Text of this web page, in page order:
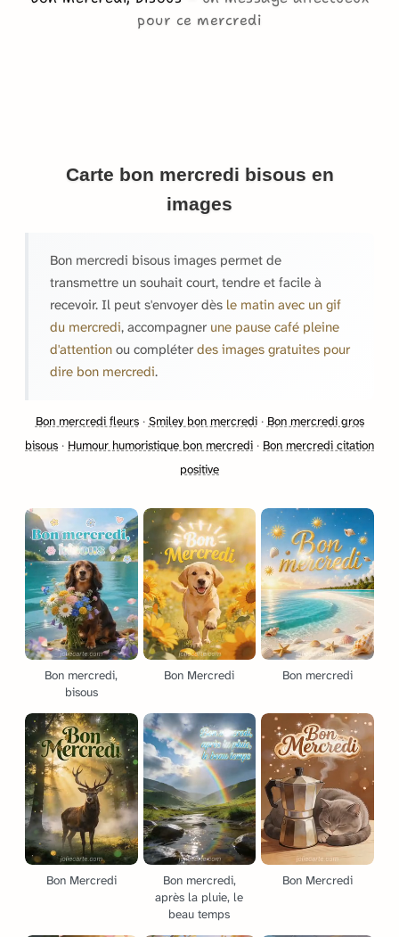
pour ce mercredi
Carte bon mercredi bisous en
images
Bon mercredi bisous images permet de
transmettre un souhait court, tendre et facile à
recevoir. Il peut s'envoyer dès le matin avec un gif
du mercredi, accompagner une pause café pleine
d'attention ou compléter des images gratuites pour
dire bon mercredi.
Bon mercredi fleurs· Smiley bon mercredi· Bon mercredi gros
bisous · Humour humoristique bon mercredi · Bon mercredi citation
positive
Bon mercredi,
bisous
Bon Mercredi Bon mercredi
Bon Mercredi
Bon mercredi,
après la pluie, le
beau temps
Bon Mercredi